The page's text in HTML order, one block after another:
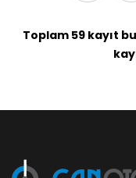
Toplam 59 kayıt